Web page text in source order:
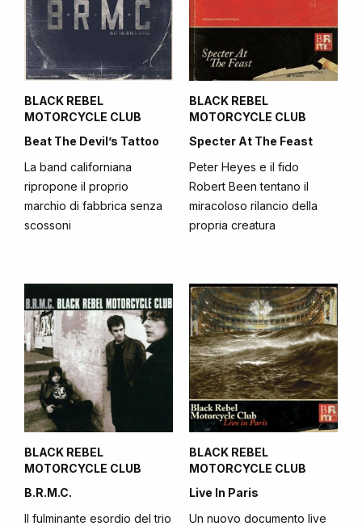
BLACK REBEL
MOTORCYCLE CLUB
Beat The Devil’s Tattoo
La band californiana
ripropone il proprio
marchio di fabbrica senza
scossoni
BLACK REBEL
MOTORCYCLE CLUB
Specter At The Feast
Peter Heyes e il fido
Robert Been tentano il
miracoloso rilancio della
propria creatura
BLACK REBEL
MOTORCYCLE CLUB
B.R.M.C.
Il fulminante esordio del trio
BLACK REBEL
MOTORCYCLE CLUB
Live In Paris
Un nuovo documento live